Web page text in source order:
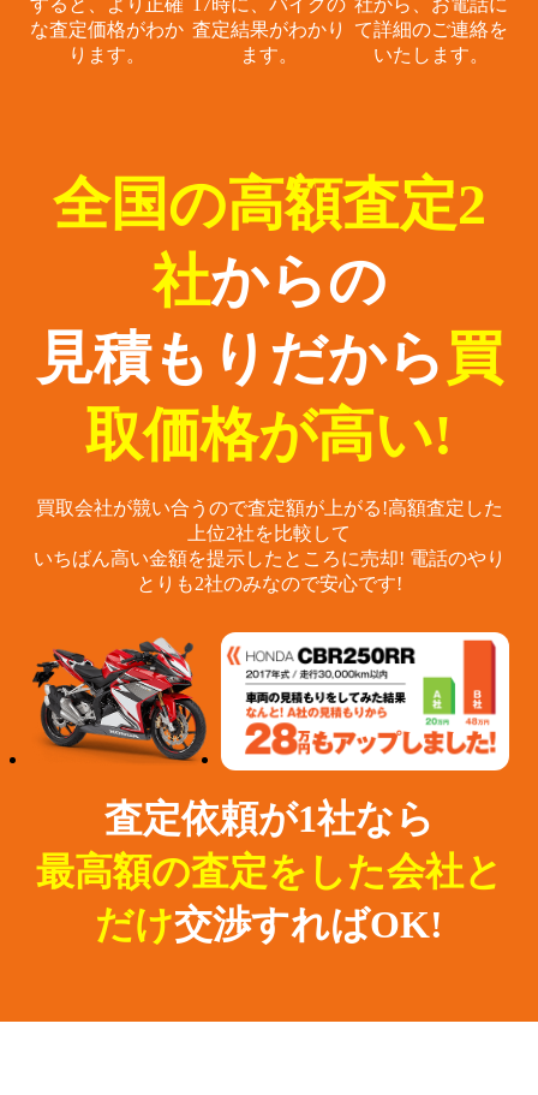
な査定価格がわか
ります。
査定結果がわかり
ます。
て詳細のご連絡を
いたします。
全国の高額査定2
社からの
見積もりだから 買
取価格が高い!
買取会社が競い合うので査定額が上がる!高額査定した
上位2社を比較して
いちばん高い金額を提示したところに売却! 電話のやり
とりも2社のみなので安心です!
査定依頼が1社なら
最高額の査定をした会社と
だけ交渉すればOK!